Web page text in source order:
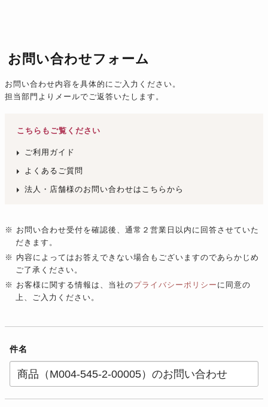
お問い合わせフォーム
お問い合わせ内容を具体的にご入力ください。
担当部門よりメールでご返答いたします。
こちらもご覧ください
ご利用ガイド
よくあるご質問
法人・店舗様のお問い合わせはこちらから
※ お問い合わせ受付を確認後、通常２営業日以内に回答させていた
だきます。
※ 内容によってはお答えできない場合もございますのであらかじめ
ご了承ください。
※ お客様に関する情報は、当社のプライバシーポリシー に同意の
上、ご入力ください。
件名